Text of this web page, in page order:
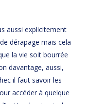
aussi explicitement
dérapage mais cela
la vie soit bourrée
davantage, aussi,
il faut savoir les
accéder à quelque